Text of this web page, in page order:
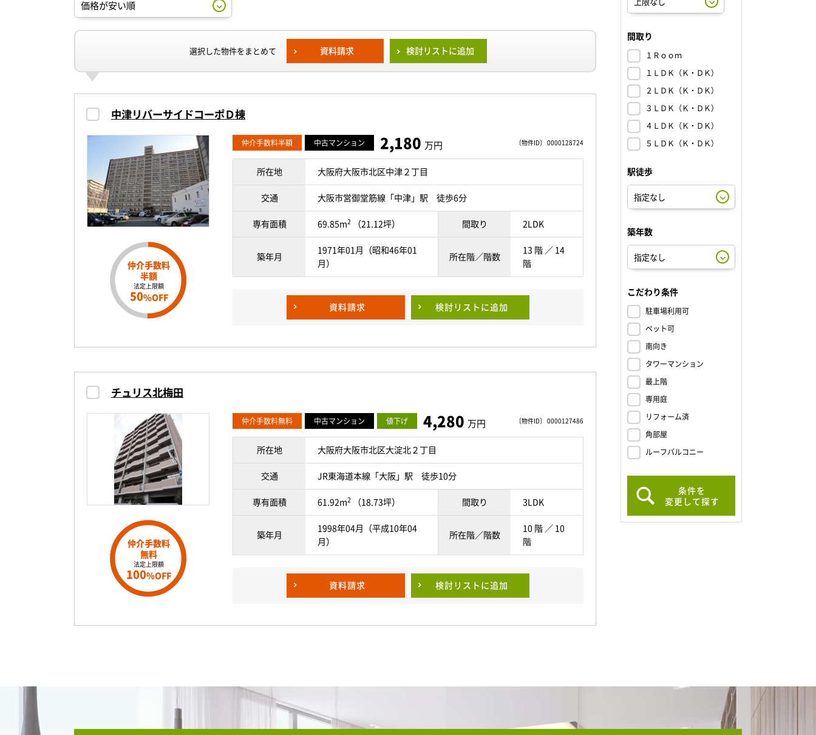
選択した物件をまとめて 資料請求 検討リストに追加
中津リバーサイドコーポＤ棟
仲介手数料
半額
法定上限額
50%OFF
〔物件ID〕 0000128724
仲介手数料半額 中古マンション 2,180 万円
所在地 大阪府大阪市北区中津２丁目
交通 大阪市営御堂筋線「中津」駅 徒歩6分
専有面積 69.85m2 （21.12坪） 間取り 2LDK
築年月
1971年01月（昭和46年01
月）
所在階／階数
13 階 ／ 14
階
資料請求 検討リストに追加
チュリス北梅田
仲介手数料
無料
法定上限額
100%OFF
〔物件ID〕 0000127486
仲介手数料無料 中古マンション 値下げ 4,280 万円
所在地 大阪府大阪市北区大淀北２丁目
交通 JR東海道本線「大阪」駅 徒歩10分
専有面積 61.92m2 （18.73坪） 間取り 3LDK
築年月
1998年04月（平成10年04
月）
所在階／階数
10 階 ／ 10
階
資料請求 検討リストに追加
間取り
１Ｒｏｏｍ
１ＬＤＫ（Ｋ・ＤＫ）
２ＬＤＫ（Ｋ・ＤＫ）
３ＬＤＫ（Ｋ・ＤＫ）
４ＬＤＫ（Ｋ・ＤＫ）
５ＬＤＫ（Ｋ・ＤＫ）
駅徒歩
築年数
こだわり条件
駐車場利用可
ペット可
南向き
タワーマンション
最上階
専用庭
リフォーム済
角部屋
ルーフバルコニー
条件を
変更して探す